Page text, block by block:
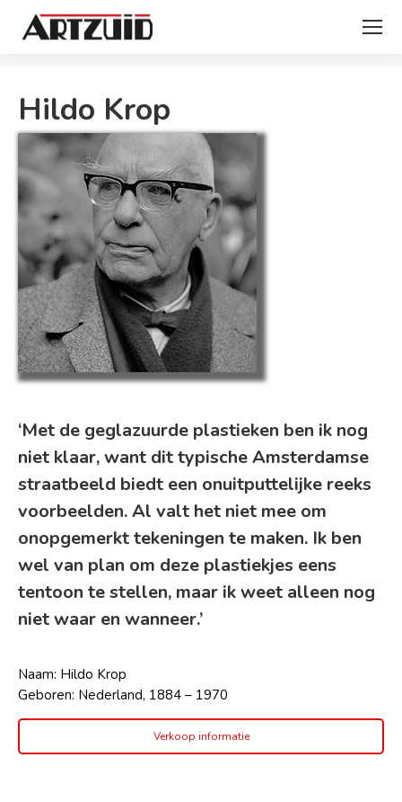
Hildo Krop
‘Met de geglazuurde plastieken ben ik nog
niet klaar, want dit typische Amsterdamse
straatbeeld biedt een onuitputtelijke reeks
voorbeelden. Al valt het niet mee om
onopgemerkt tekeningen te maken. Ik ben
wel van plan om deze plastiekjes eens
tentoon te stellen, maar ik weet alleen nog
niet waar en wanneer.’
Naam: Hildo Krop
Geboren: Nederland, 1884 – 1970
Verkoop informatie